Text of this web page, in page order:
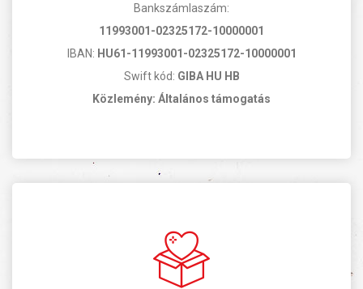
Bankszámlaszám:
11993001-02325172-10000001
IBAN: HU61-11993001-02325172-10000001
Swift kód: GIBA HU HB
Közlemény: Általános támogatás